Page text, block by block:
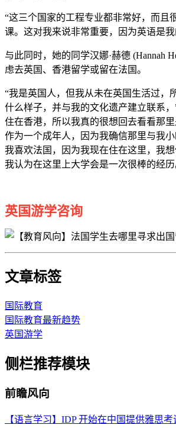
“这三个国家的工程专业都非常好，而且
课。这对我来说非常重要，因为英语是我
与此同时，她的同学汉娜·赫德 (Hannah
虑去英国、香港留学或留在法国。
“我是英国人，但我从未在英国生活过，
什么样子，并与我的文化遗产建立联系
住在香港，所以我真的很想回去看看那
作为一个成年人，因为我确信那里与我
我喜欢法国，因为我现在住在这里，我想
我认为在这里上大学会是一次很棒的经历
英国游学咨询
文章标签
国际教育
国际教育最新趋势
英国游学
侧栏推荐模块
前瞻风向
【语言学习】IDP 开始在中国提供雅思考